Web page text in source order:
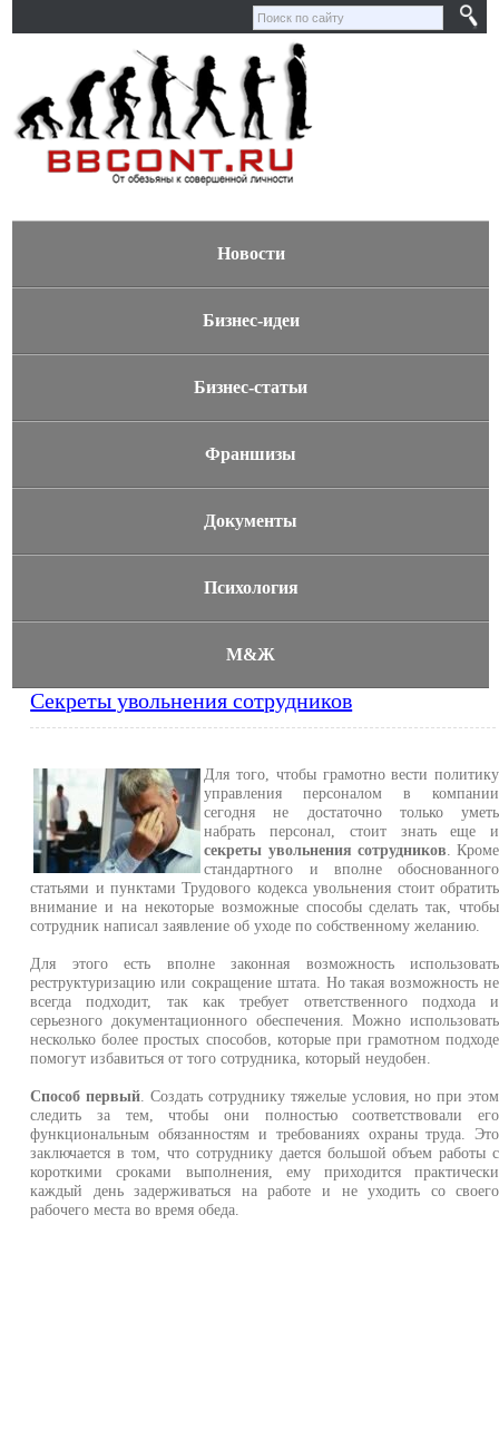
Новости
Бизнес-идеи
Бизнес-статьи
Франшизы
Документы
Психология
М&Ж
Секреты увольнения сотрудников
Для того, чтобы грамотно вести политику
управления персоналом в компании
сегодня не достаточно только уметь
набрать персонал, стоит знать еще и
секреты увольнения сотрудников . Кроме
стандартного и вполне обоснованного
статьями и пунктами Трудового кодекса увольнения стоит обратить
внимание и на некоторые возможные способы сделать так, чтобы
сотрудник написал заявление об уходе по собственному желанию.
Для этого есть вполне законная возможность использовать
реструктуризацию или сокращение штата. Но такая возможность не
всегда подходит, так как требует ответственного подхода и
серьезного документационного обеспечения. Можно использовать
несколько более простых способов, которые при грамотном подходе
помогут избавиться от того сотрудника, который неудобен.
Способ первый . Создать сотруднику тяжелые условия, но при этом
следить за тем, чтобы они полностью соответствовали его
функциональным обязанностям и требованиях охраны труда. Это
заключается в том, что сотруднику дается большой объем работы с
короткими сроками выполнения, ему приходится практически
каждый день задерживаться на работе и не уходить со своего
рабочего места во время обеда.